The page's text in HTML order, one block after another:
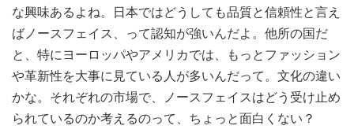
な興味あるよね。日本ではどうしても品質と信頼性と言え
ばノースフェイス、って認知が強いんだよ。他所の国だ
と、特にヨーロッパやアメリカでは、もっとファッション
や革新性を大事に見ている人が多いんだって。文化の違い
かな。それぞれの市場で、ノースフェイスはどう受け止め
られているのか考えるのって、ちょっと面白くない？